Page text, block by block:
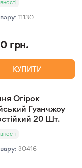
11130
грн.
КУПИТИ
Огірок
Гуанчжоу
20 Шт.
30416